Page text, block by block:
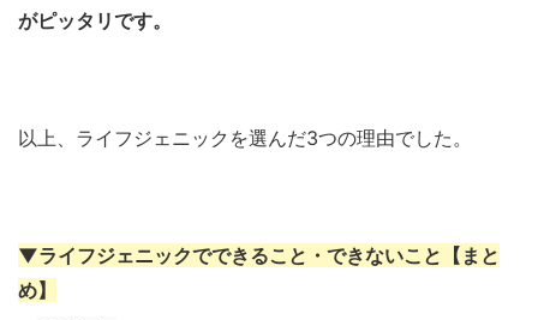
がピッタリです。
以上、ライフジェニックを選んだ3つの理由でした。
▼ライフジェニックでできること・できないこと【まと
め】